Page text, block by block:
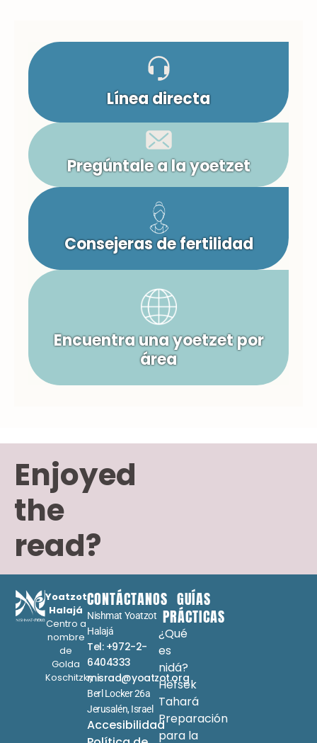
Línea directa
Pregúntale a la yoetzet
Consejeras de fertilidad
Encuentra una yoetzet por
área
Enjoyed
the
read?
Yoatzot
Halajá
Centro a
nombre
de
Golda
Koschitzky
CONTÁCTANOS
Nishmat Yoatzot
Halajá
Tel: +972-2-
6404333
misrad@yoatzot.org
Berl Locker 26a
Jerusalén, Israel
Accesibilidad
GUÍAS
PRÁCTICAS
¿Qué
es
nidá?
Hefsek
Tahará
Preparación
para la